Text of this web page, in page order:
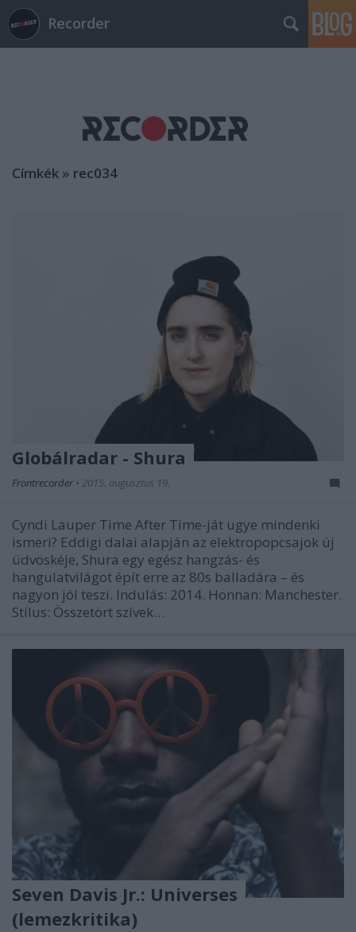
Recorder
Címkék » rec034
Globálradar - Shura
Frontrecorder • 2015. augusztus 19.
Cyndi Lauper Time After Time-ját ugye mindenki
ismeri? Eddigi dalai alapján az elektropopcsajok új
üdvöskéje, Shura egy egész hangzás- és
hangulatvilágot épít erre az 80s balladára – és
nagyon jól teszi. Indulás: 2014. Honnan: Manchester.
Stílus: Összetört szívek…
Seven Davis Jr.: Universes
(lemezkritika)